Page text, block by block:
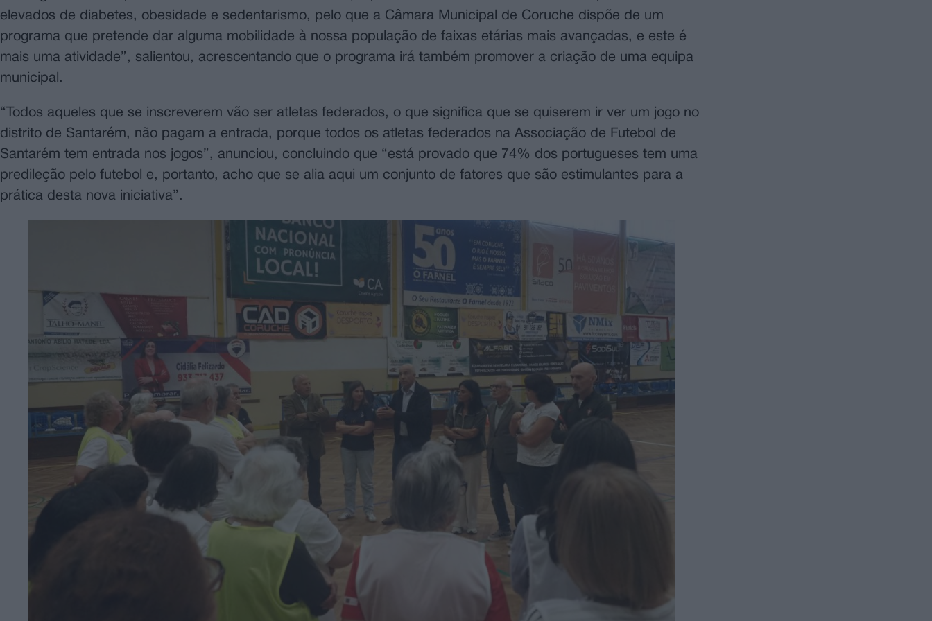
elevados de diabetes, obesidade e sedentarismo, pelo que a Câmara Municipal de Coruche dispõe de um
programa que pretende dar alguma mobilidade à nossa população de faixas etárias mais avançadas, e este é
mais uma atividade”, salientou, acrescentando que o programa irá também promover a criação de uma equipa
municipal.
“Todos aqueles que se inscreverem vão ser atletas federados, o que significa que se quiserem ir ver um jogo no
distrito de Santarém, não pagam a entrada, porque todos os atletas federados na Associação de Futebol de
Santarém tem entrada nos jogos”, anunciou, concluindo que “está provado que 74% dos portugueses tem uma
predileção pelo futebol e, portanto, acho que se alia aqui um conjunto de fatores que são estimulantes para a
prática desta nova iniciativa”.